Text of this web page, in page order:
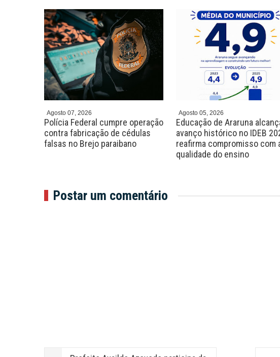
Agosto 07, 2026
Polícia Federal cumpre operação
contra fabricação de cédulas
falsas no Brejo paraibano
Agosto 05, 2026
Educação de Araruna
avanço histórico no IDEB
reafirma compromisso com
qualidade do ensino
Postar um comentário